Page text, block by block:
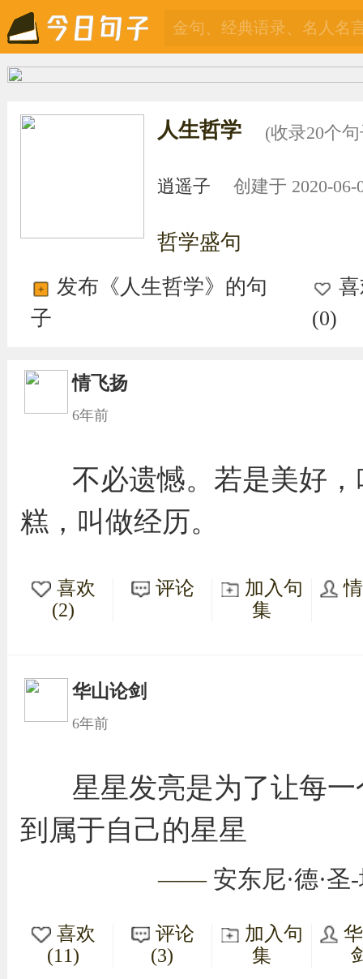
人生哲学 (收录20个
逍遥子 创建于 2020-06-
哲学盛句
发布《人生哲学》的句
子
(0)
情飞扬
6年前
不必遗憾。若是美好
糕，叫做经历。
喜欢
(2)
评论
加入句
集
华山论剑
6年前
星星发亮是为了让每
到属于自己的星星
—— 安东尼·德·
喜欢
(11)
评论
(3)
加入句
集